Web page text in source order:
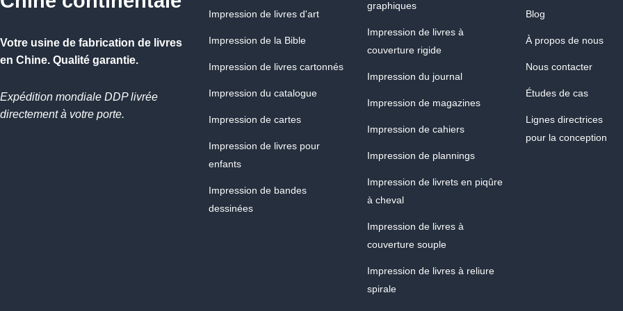
Votre usine de fabrication de livres
en Chine. Qualité garantie.
Expédition mondiale DDP livrée
directement à votre porte.
Impression de livres d'art
Impression de la Bible
Impression de livres cartonnés
Impression du catalogue
Impression de cartes
Impression de livres pour
enfants
Impression de bandes
dessinées
graphiques
Impression de livres à
couverture rigide
Impression du journal
Impression de magazines
Impression de cahiers
Impression de plannings
Impression de livrets en piqûre
à cheval
Impression de livres à
couverture souple
Impression de livres à reliure
spirale
Blog
À propos de nous
Nous contacter
Études de cas
Lignes directrices
pour la conception